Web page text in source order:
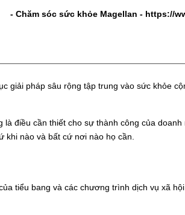
- Chăm sóc sức khỏe Magellan - https://
giải pháp sâu rộng tập trung vào sức khỏe
điều cần thiết cho sự thành công của
khi nào và bất cứ nơi nào họ cần.
tiểu bang và các chương trình dịch vụ xã